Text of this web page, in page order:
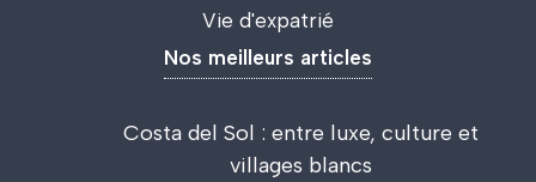
Vie d'expatrié
Nos meilleurs articles
Costa del Sol : entre luxe, culture et
villages blancs